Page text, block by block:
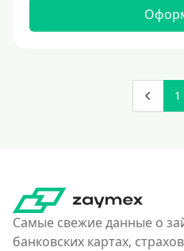
1
Самые свежие данные о
банковских картах,